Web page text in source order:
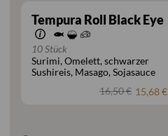
Tempura Roll Black Eye
10 Stück
Surimi Omelett schwarzer
Sushireis Masago Sojasauce
16,50 € 15,68 €